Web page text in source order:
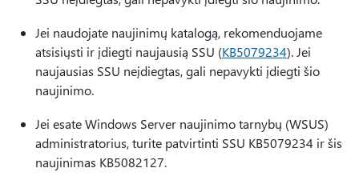
Jei naudojate naujinimų katalogą, rekomenduojame
atsisiųsti ir įdiegti naujausią SSU (KB5079234). Jei
naujausias SSU neįdiegtas, gali nepavykti įdiegti šio
naujinimo.
Jei esate Windows Server naujinimo tarnybų (WSUS)
administratorius, turite patvirtinti SSU KB5079234 ir šis
naujinimas KB5082127.